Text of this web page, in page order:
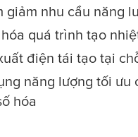
giảm nhu cầu năng
quá trình tạo
điện tái tạo tại
năng lượng tối ưu
hóa